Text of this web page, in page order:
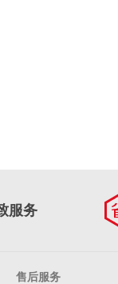
服务
售后服务